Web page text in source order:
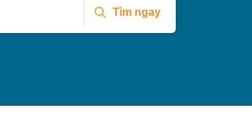
Tìm ngay